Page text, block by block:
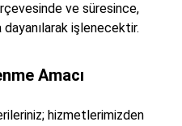
ve süresince,
işlenecektir.
Amacı
hizmetlerimizden